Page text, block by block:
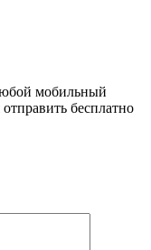
мобильный
бесплатно